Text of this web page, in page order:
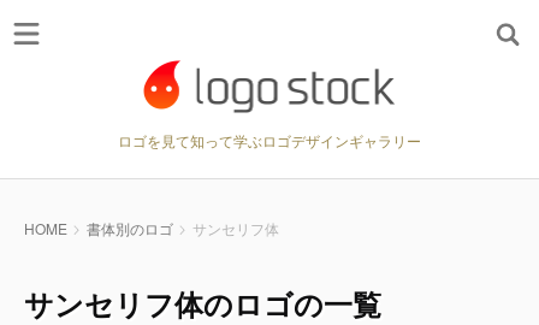
ロゴを見て知って学ぶロゴデザインギャラリー
HOME 書体別のロゴ サンセリフ体
サンセリフ体のロゴの一覧